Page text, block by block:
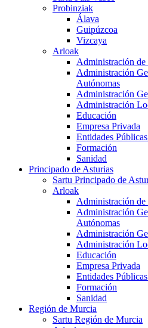
Probinziak
Álava
Guipúzcoa
Vizcaya
Arloak
Administración de
Administración
Autónomas
Administración
Administración
Educación
Empresa Privada
Entidades
Formación
Sanidad
Principado de Asturias
Sartu Principado de
Arloak
Administración de
Administración
Autónomas
Administración
Administración
Educación
Empresa Privada
Entidades
Formación
Sanidad
Región de Murcia
Sartu Región de Murcia